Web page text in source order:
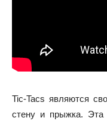
Tic-Tacs являются
стену и прыжка. Эта